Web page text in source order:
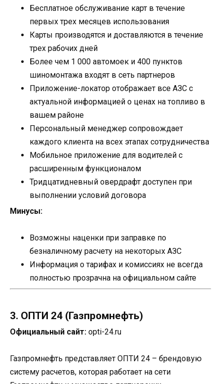
Бесплатное обслуживание карт в течение
первых трех месяцев использования
Карты производятся и доставляются в течение
трех рабочих дней
Более чем 1 000 автомоек и 400 пунктов
шиномонтажа входят в сеть партнеров
Приложение-локатор отображает все АЗС с
актуальной информацией о ценах на топливо в
вашем районе
Персональный менеджер сопровождает
каждого клиента на всех этапах сотрудничества
Мобильное приложение для водителей с
расширенным функционалом
Тридцатидневный овердрафт доступен при
выполнении условий договора
Минусы:
Возможны наценки при заправке по
безналичному расчету на некоторых АЗС
Информация о тарифах и комиссиях не всегда
полностью прозрачна на официальном сайте
3. ОПТИ 24 (Газпромнефть)
Официальный сайт: opti-24.ru
Газпромнефть представляет ОПТИ 24 – брендовую
систему расчетов, которая работает на сети